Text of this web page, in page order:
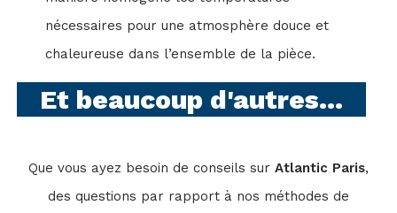
nécessaires pour une atmosphère douce et
chaleureuse dans l’ensemble de la pièce.
Et beaucoup d'autres...
Que vous ayez besoin de conseils sur Atlantic Paris,
des questions par rapport à nos méthodes de